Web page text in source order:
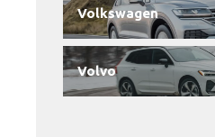
Volkswagen
Volvo